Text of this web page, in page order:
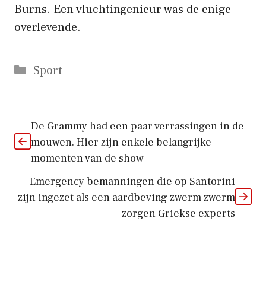
Burns. Een vluchtingenieur was de enige
overlevende.
Categorieën
Sport
De Grammy had een paar verrassingen in de
mouwen. Hier zijn enkele belangrijke
momenten van de show
Emergency bemanningen die op Santorini
zijn ingezet als een aardbeving zwerm zwerm
zorgen Griekse experts